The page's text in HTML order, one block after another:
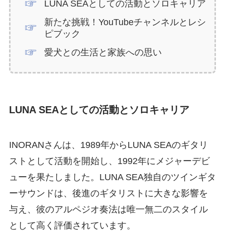
LUNA SEAとしての活動とソロキャリア
新たな挑戦！YouTubeチャンネルとレシ
ピブック
愛犬との生活と家族への思い
LUNA SEAとしての活動とソロキャリア
INORANさんは、1989年からLUNA SEAのギタリ
ストとして活動を開始し、1992年にメジャーデビ
ューを果たしました。LUNA SEA独自のツインギタ
ーサウンドは、後進のギタリストに大きな影響を
与え、彼のアルペジオ奏法は唯一無二のスタイル
として高く評価されています。